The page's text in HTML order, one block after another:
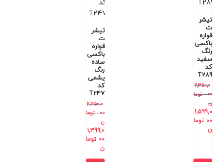
تیشر
ت
قواره
باکسی
رنگ
سفید
کد
T289
2,350,0
00
توما
ن
1,599,0
00 توما
ن
تیشر
ت
قواره
باکسی
ساده
رنگ
یشمی
کد
T247
2,350,0
00
توما
ن
1,399,0
00 توما
ن